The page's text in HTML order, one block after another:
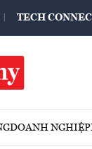
TECH
DOANH NGHIỆP